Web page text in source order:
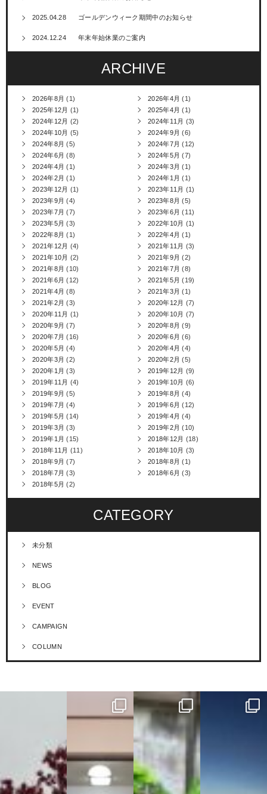
2025.04.28 ゴールデンウィーク期間中のお知らせ
2024.12.24 年末年始休業のご案内
ARCHIVE
2026年8月 (1) 2026年4月 (1)
2025年12月 (1) 2025年4月 (1)
2024年12月 (2) 2024年11月 (3)
2024年10月 (5) 2024年9月 (6)
2024年8月 (5) 2024年7月 (12)
2024年6月 (8) 2024年5月 (7)
2024年4月 (1) 2024年3月 (1)
2024年2月 (1) 2024年1月 (1)
2023年12月 (1) 2023年11月 (1)
2023年9月 (4) 2023年8月 (5)
2023年7月 (7) 2023年6月 (11)
2023年5月 (3) 2022年10月 (1)
2022年8月 (1) 2022年4月 (1)
2021年12月 (4) 2021年11月 (3)
2021年10月 (2) 2021年9月 (2)
2021年8月 (10) 2021年7月 (8)
2021年6月 (12) 2021年5月 (19)
2021年4月 (8) 2021年3月 (1)
2021年2月 (3) 2020年12月 (7)
2020年11月 (1) 2020年10月 (7)
2020年9月 (7) 2020年8月 (9)
2020年7月 (16) 2020年6月 (6)
2020年5月 (4) 2020年4月 (4)
2020年3月 (2) 2020年2月 (5)
2020年1月 (3) 2019年12月 (9)
2019年11月 (4) 2019年10月 (6)
2019年9月 (5) 2019年8月 (4)
2019年7月 (4) 2019年6月 (12)
2019年5月 (14) 2019年4月 (4)
2019年3月 (3) 2019年2月 (10)
2019年1月 (15) 2018年12月 (18)
2018年11月 (11) 2018年10月 (3)
2018年9月 (7) 2018年8月 (1)
2018年7月 (3) 2018年6月 (3)
2018年5月 (2)
CATEGORY
未分類
NEWS
BLOG
EVENT
CAMPAIGN
COLUMN